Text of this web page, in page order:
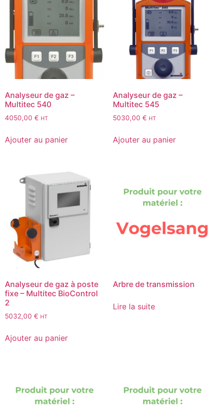
Analyseur de gaz –
Multitec 540
4050,00 € HT
Ajouter au panier
Analyseur de gaz –
Multitec 545
5030,00 € HT
Ajouter au panier
Analyseur de gaz à poste
fixe – Multitec BioControl
2
5032,00 € HT
Ajouter au panier
Arbre de transmission
Lire la suite